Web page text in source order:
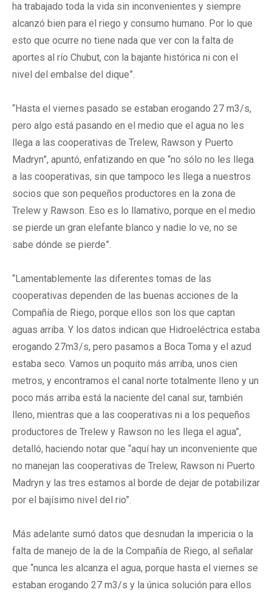
ha trabajado toda la vida sin inconvenientes y siempre
alcanzó bien para el riego y consumo humano. Por lo que
esto que ocurre no tiene nada que ver con la falta de
aportes al río Chubut, con la bajante histórica ni con el
nivel del embalse del dique”.
“Hasta el viernes pasado se estaban erogando 27 m3/s,
pero algo está pasando en el medio que el agua no les
llega a las cooperativas de Trelew, Rawson y Puerto
Madryn”, apuntó, enfatizando en que “no sólo no les llega
a las cooperativas, sin que tampoco les llega a nuestros
socios que son pequeños productores en la zona de
Trelew y Rawson. Eso es lo llamativo, porque en el medio
se pierde un gran elefante blanco y nadie lo ve, no se
sabe dónde se pierde”.
“Lamentablemente las diferentes tomas de las
cooperativas dependen de las buenas acciones de la
Compañía de Riego, porque ellos son los que captan
aguas arriba. Y los datos indican que Hidroeléctrica estaba
erogando 27m3/s, pero pasamos a Boca Toma y el azud
estaba seco. Vamos un poquito más arriba, unos cien
metros, y encontramos el canal norte totalmente lleno y un
poco más arriba está la naciente del canal sur, también
lleno, mientras que a las cooperativas ni a los pequeños
productores de Trelew y Rawson no les llega el agua”,
detalló, haciendo notar que “aquí hay un inconveniente que
no manejan las cooperativas de Trelew, Rawson ni Puerto
Madryn y las tres estamos al borde de dejar de potabilizar
por el bajísimo nivel del rio”.
Más adelante sumó datos que desnudan la impericia o la
falta de manejo de la de la Compañía de Riego, al señalar
que “nunca les alcanza el agua, porque hasta el viernes se
estaban erogando 27 m3/s y la única solución para ellos